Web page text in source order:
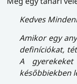
Kedves
Amikor egy
definíciókat,
A
későbbiekben